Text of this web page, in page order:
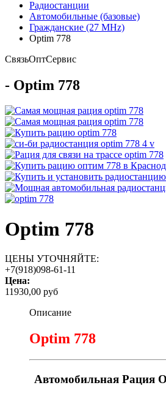
Радиостанции
Автомобильные (базовые)
Гражданские (27 MHz)
Optim 778
СвязьОптСервис
- Optim 778
Optim 778
ЦЕНЫ УТОЧНЯЙТЕ:
+7(918)098-61-11
Цена:
11930,00 руб
Описание
Optim 778
Автомобильная Рация